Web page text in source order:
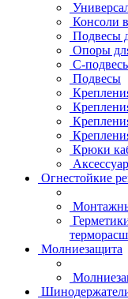
Консоли
Подвесы
Опоры
С-
Подвесы
Крюки
Огнестойкие
Молниезащита